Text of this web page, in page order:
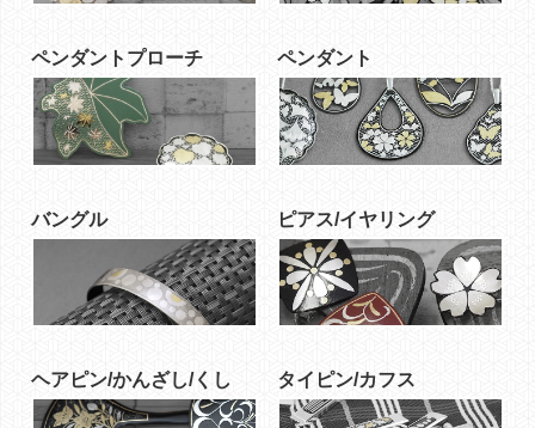
ペンダントプローチ ペンダント
バングル ピアス/イヤリング
ヘアピン/かんざし/くし タイピン/カフス